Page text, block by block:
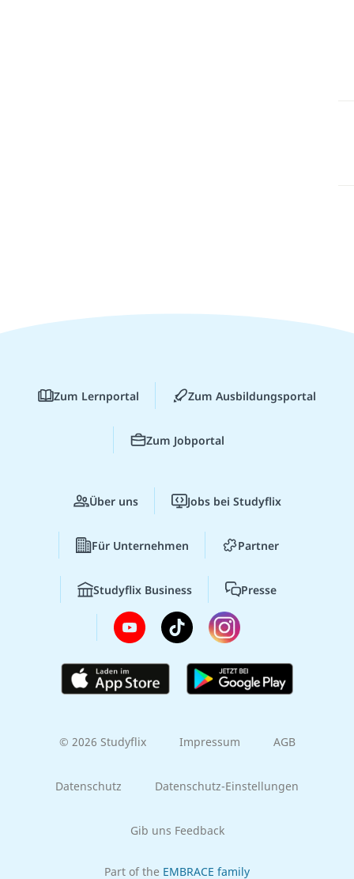
Zum Lernportal Zum Ausbildungsportal
Zum Jobportal
Über uns Jobs bei Studyflix
Für Unternehmen Partner
Studyflix Business Presse
© 2026 Studyflix Impressum AGB
Datenschutz Datenschutz-Einstellungen
Gib uns Feedback
Part of the EMBRACE family